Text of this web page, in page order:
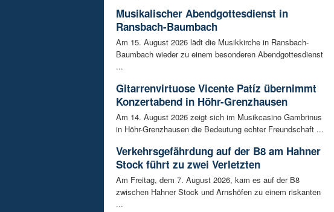
Musikalischer Abendgottesdienst in
Ransbach-Baumbach
Am 15. August 2026 lädt die Musikkirche in Ransbach-
Baumbach wieder zu einem besonderen Abendgottesdienst
...
Gitarrenvirtuose Vicente Patíz übernimmt
Konzertabend in Höhr-Grenzhausen
Am 14. August 2026 zeigt sich im Musikcasino Gambrinus
in Höhr-Grenzhausen die Bedeutung echter Freundschaft ...
Verkehrsgefährdung auf der B8 am Hahner
Stock führt zu zwei Verletzten
Am Freitag, dem 7. August 2026, kam es auf der B8
zwischen Hahner Stock und Arnshöfen zu einem riskanten
...